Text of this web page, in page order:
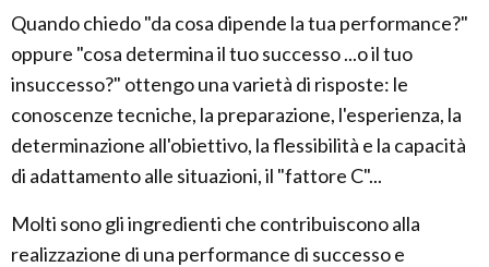
Quando chiedo "da cosa dipende la tua performance?"
oppure "cosa determina il tuo successo ...o il tuo
insuccesso?" ottengo una varietà di risposte: le
conoscenze tecniche, la preparazione, l'esperienza, la
determinazione all'obiettivo, la flessibilità e la capacità
di adattamento alle situazioni, il "fattore C"...
Molti sono gli ingredienti che contribuiscono alla
realizzazione di una performance di successo e